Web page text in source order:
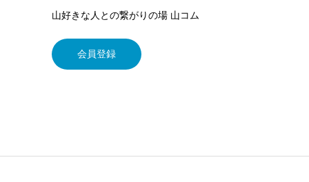
山好きな人との繋がりの場 山コム
会員登録